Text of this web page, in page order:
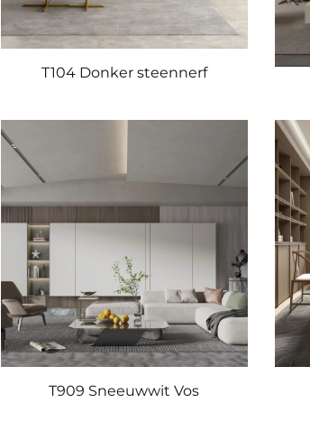
T104 Donker steennerf
T909 Sneeuwwit Vos